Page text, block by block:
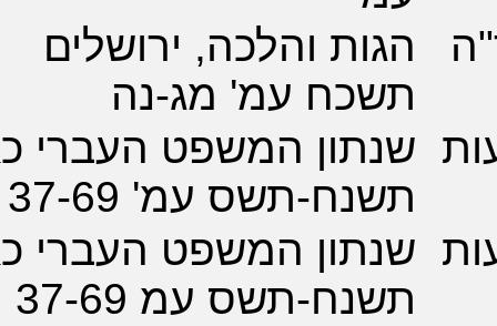
והלכה, ירושלים
עמ' מג-נה
המשפט העברי כא
תשס עמ' 37-69
המשפט העברי כא
תשס עמ 37-69